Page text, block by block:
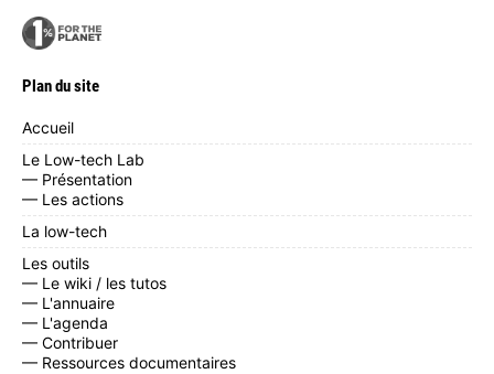
Plan du site
Accueil
Le Low-tech Lab
— Présentation
— Les actions
La low-tech
Les outils
— Le wiki / les tutos
— L'annuaire
— L'agenda
— Contribuer
— Ressources documentaires